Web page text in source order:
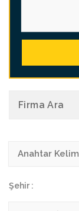
Firma Ara
Şehir :